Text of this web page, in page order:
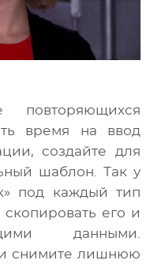
повторяющихся
время на ввод
создайте для
шаблон. Так у
под каждый тип
его и
данными.
снимите лишнюю